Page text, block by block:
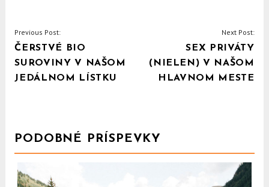
NAVIGACE
PRO
PŘÍSPĚVEK
Previous Post:
ČERSTVÉ BIO
SUROVINY V NAŠOM
JEDÁLNOM LÍSTKU
Next Post:
SEX PRIVÁTY
(NIELEN) V NAŠOM
HLAVNOM MESTE
PODOBNÉ PRÍSPEVKY